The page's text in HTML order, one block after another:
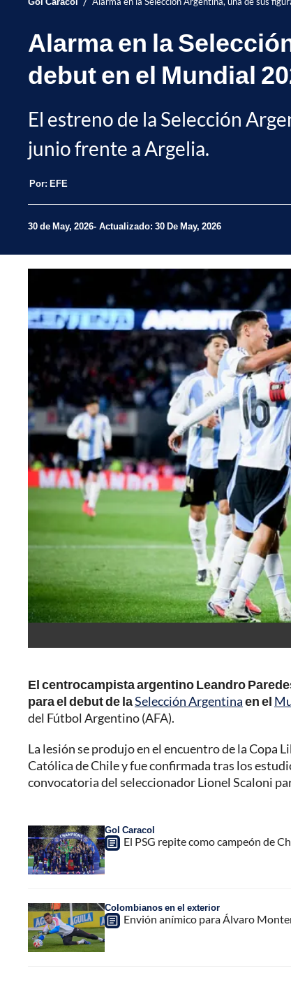
Alarma en la
debut en el Mundial
El estreno de la Selección
junio frente a Argelia.
Por: EFE
30 de May, 2026 Actualizado: 30 De May, 2026
El centrocampista argentino Leandro
para el debut de laSelección Argentinaen el
del Fútbol Argentino (AFA).
La lesión se produjo en el encuentro de la Copa
Católica de Chile y fue confirmada tras los
convocatoria del seleccionador Lionel Scaloni
Gol Caracol
El PSG repite como campeón de
Colombianos en el exterior
Envión anímico para Álvaro